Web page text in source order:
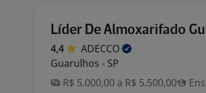
Líder De Almoxarifado
4,4
ADECCO
Guarulhos - SP
R$ 5.000,00 a R$ 5.500,00